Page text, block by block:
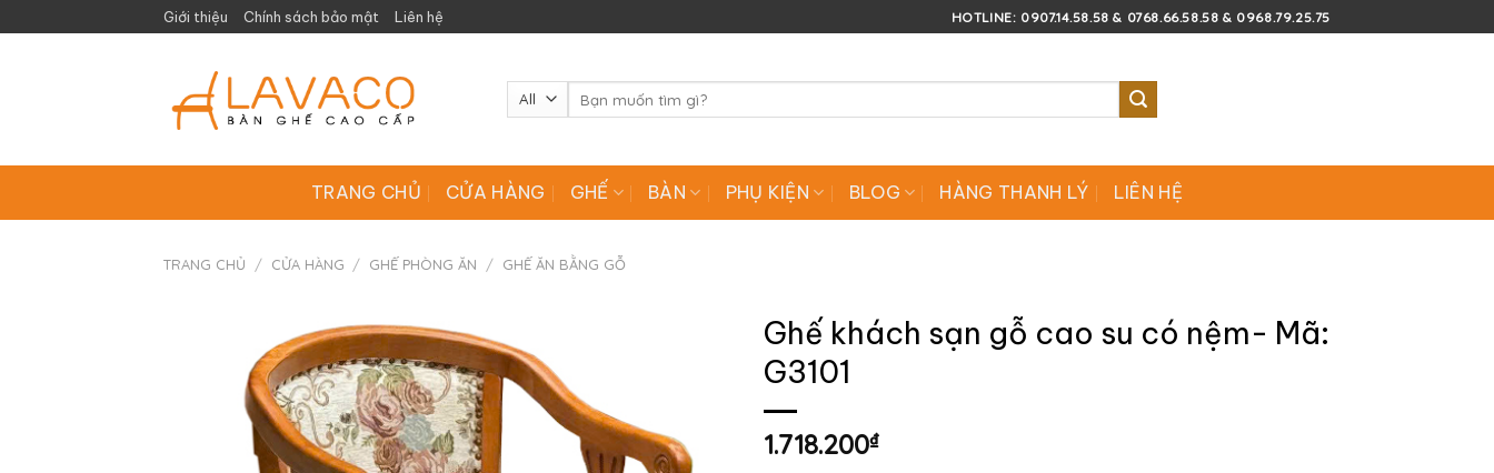
to
Giới thiệu Chính sách bảo mật Liên hệ HOTLINE: 0907.14.58.58 & 0768.66.58.58 & 0968.79.25.75
kiếm:
TRANG CHỦ CỬA HÀNG GHẾ BÀN PHỤ KIỆN BLOG HÀNG THANH LÝ LIÊN HỆ
TRANG CHỦ / CỬA HÀNG / GHẾ PHÒNG ĂN / GHẾ ĂN BẰNG GỖ
Ghế khách sạn gỗ cao su có nệm- Mã:
G3101
1.718.200₫